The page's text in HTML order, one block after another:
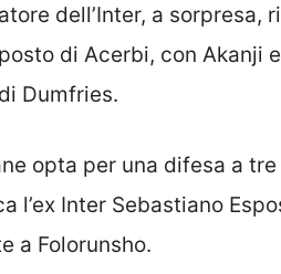
dell’Inter, a
di Acerbi, con Akanji
Dumfries.
opta per una difesa a
l’ex Inter Sebastiano
a Folorunsho.